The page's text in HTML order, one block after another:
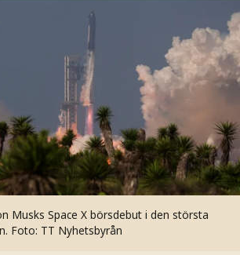
Musks Space X börsdebut i den största
Foto: TT Nyhetsbyrån